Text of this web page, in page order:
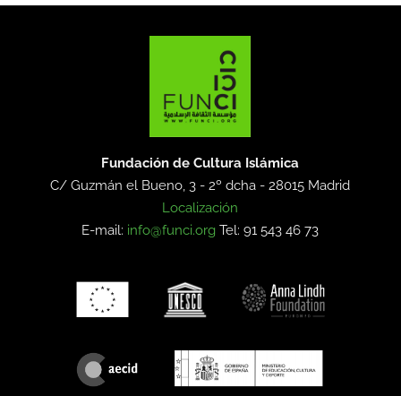
Fundación de Cultura Islámica
C/ Guzmán el Bueno, 3 - 2º dcha -28015 Madrid
Localización
E-mail: info@funci.org Tel: 91 543 46 73